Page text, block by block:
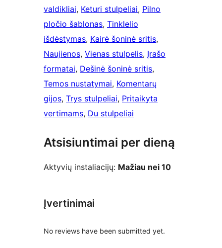
valdikliai, Keturi stulpeliai, Pilno
pločio šablonas, Tinklelio
išdėstymas, Kairė šoninė sritis
Naujienos, Vienas stulpelis, Įrašo
formatai, Dešinė šoninė sritis
Temos nustatymai, Komentarų
gijos, Trys stulpeliai, Pritaikyta
vertimams, Du stulpeliai
Atsisiuntimai per dieną
Aktyvių instaliacijų: Mažiau nei 10
Įvertinimai
No reviews have been submitted yet.